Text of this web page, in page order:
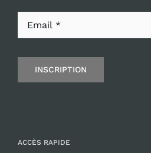
INSCRIPTION
ACCÈS RAPIDE